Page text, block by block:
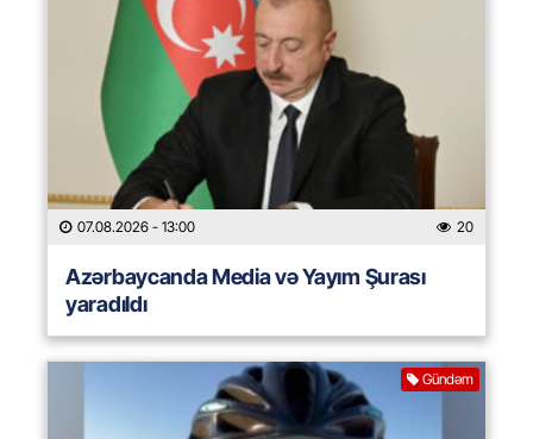
07.08.2026 - 13:00 20
Azərbaycanda Media və Yayım Şurası
yaradıldı
Gündəm